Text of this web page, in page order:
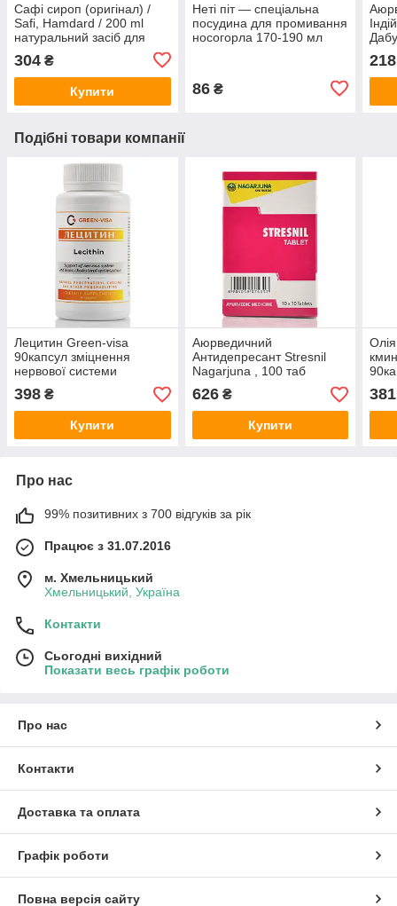
Сафі сироп (оригінал) /
Safi, Hamdard / 200 ml
натуральний засіб для
висипаннях
304 ₴
Купити
Неті піт — спеціальна
посудина для промивання
носогорла 170-190 мл
86₴
218
Подібні товари компанії
Лецитин Green-visa
90капсул зміцнення
нервової системи
398 ₴
Купити
Аюрведичний
Антидепресант Stresnil
Nagarjuna , 100 таб
безсоняниця, депресія,
тривожність, напади
паніки
626₴
Купити
381
Про нас
99% позитивних з 700 відгуків за рік
Працює з 31.07.2016
м. Хмельницький
Хмельницький, Україна
Контакти
Сьогодні вихідний
Показати весь графік роботи
Про нас
Контакти
Доставка та оплата
Графік роботи
Повна версія сайту